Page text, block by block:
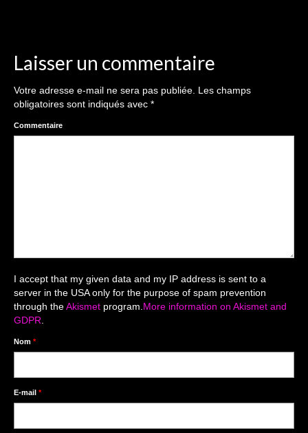
Galeries Privées
séance du 25.04.26
Mariage du 18.04.2026
Prestations
Tarifs
Contact
Livre d’Or
Laisser un commentaire
Votre adresse e-mail ne sera pas publiée. Les champs
obligatoires sont indiqués avec *
Commentaire
I accept that my given data and my IP address is sent to a
server in the USA only for the purpose of spam prevention
through theAkismet program.More information on Akismet and
GDPR.
Nom *
E-mail *